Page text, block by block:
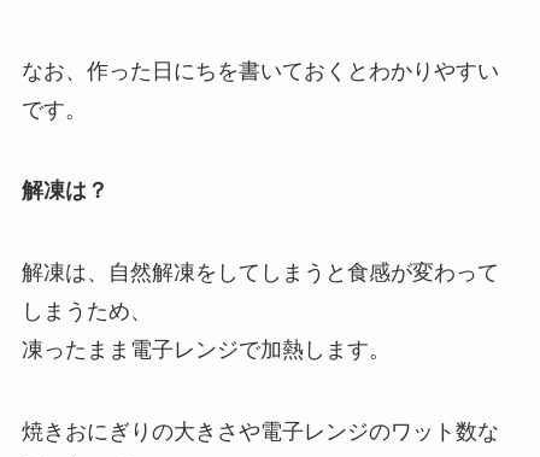
なお、作った日にちを書いておくとわかりやすい
です。
解凍は？
解凍は、自然解凍をしてしまうと食感が変わって
しまうため、
凍ったまま電子レンジで加熱します。
焼きおにぎりの大きさや電子レンジのワット数な